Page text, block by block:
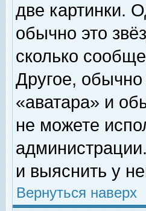
две картинки.
обычно это
сколько
Другое, обычно
«аватара» и
не можете
и выяснить у
Вернуться наверх